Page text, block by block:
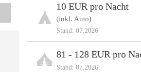
10 EUR pro Nacht
(inkl. Auto)
Stand: 07.2026
81 - 128 EUR pro
Stand: 07.2026